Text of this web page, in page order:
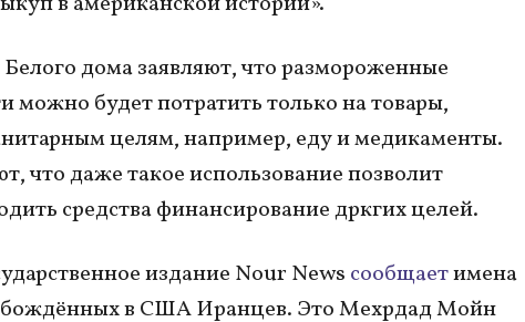
дома заявляют, что размороженные
можно будет потратить только на товары,
целям, например, еду и медикаменты.
что даже такое использование позволит
средства финансирование дркгих целей.
издание Nour News сообщаетимена
в США Иранцев. Это Мехрдад Мойн